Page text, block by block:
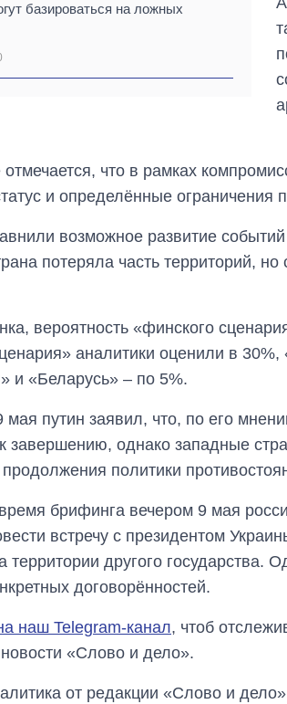
базироваться на ложных
отмечается, что в рамках
и определённые ограничения
возможное развитие
потеряла часть территорий,
вероятность «финского
аналитики оценили в
и «Беларусь» – по 5%.
мая путин заявил, что, по его
завершению, однако западные
продолжения политики
брифинга вечером 9 мая
встречу с президентом
территории другого государства.
договорённостей.
наш Telegram-канал, чтоб
«Слово и дело».
от редакции «Слово и